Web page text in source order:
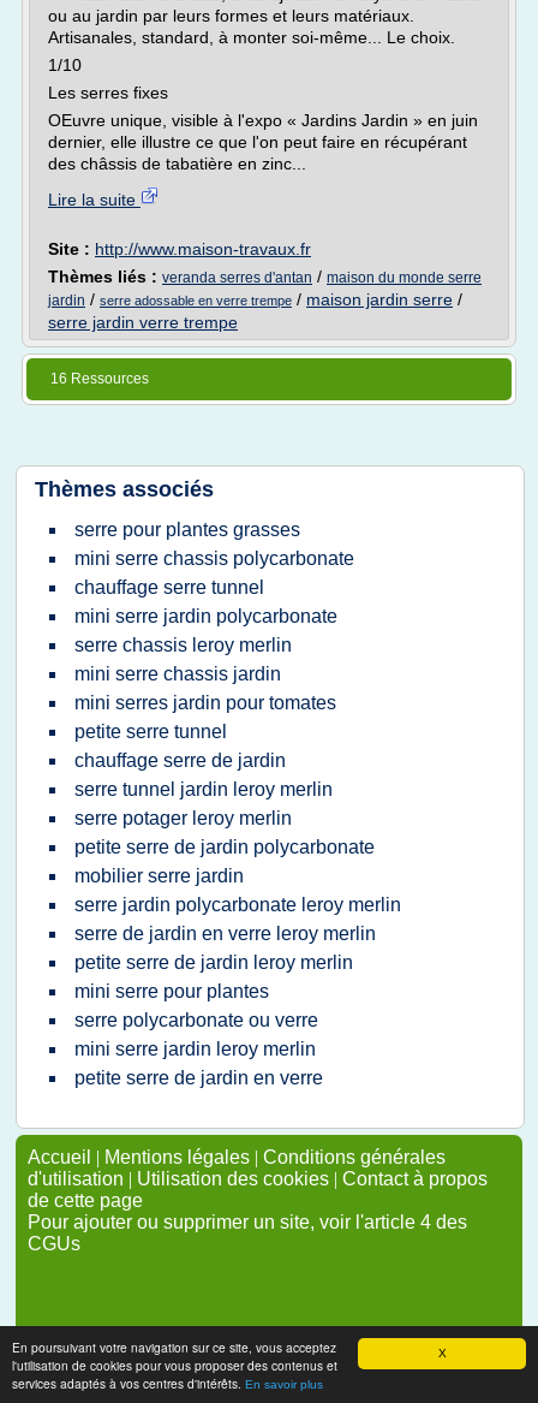
X
En poursuivant votre navigation sur ce site, vous acceptez
l'utilisation de cookies pour vous proposer des contenus et
services adaptés à vos centres d'intérêts. En savoir plus
ou au jardin par leurs formes et leurs matériaux.
Artisanales, standard, à monter soi-même... Le choix.
1/10
Les serres fixes
OEuvre unique, visible à l'expo « Jardins Jardin » en juin
dernier, elle illustre ce que l'on peut faire en récupérant
des châssis de tabatière en zinc...
Lire la suite
Site : http://www.maison-travaux.fr
Thèmes liés : veranda serres d'antan / maison du monde serre
jardin / serre adossable en verre trempe / maison jardin serre /
serre jardin verre trempe
16 Ressources
Thèmes associés
serre pour plantes grasses
mini serre chassis polycarbonate
chauffage serre tunnel
mini serre jardin polycarbonate
serre chassis leroy merlin
mini serre chassis jardin
mini serres jardin pour tomates
petite serre tunnel
chauffage serre de jardin
serre tunnel jardin leroy merlin
serre potager leroy merlin
petite serre de jardin polycarbonate
mobilier serre jardin
serre jardin polycarbonate leroy merlin
serre de jardin en verre leroy merlin
petite serre de jardin leroy merlin
mini serre pour plantes
serre polycarbonate ou verre
mini serre jardin leroy merlin
petite serre de jardin en verre
Accueil | Mentions légales | Conditions générales
d'utilisation | Utilisation des cookies | Contact à propos
de cette page
Pour ajouter ou supprimer un site, voir l'article 4 des
CGUs